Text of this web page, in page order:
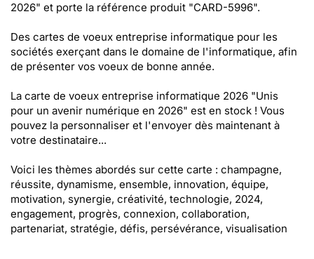
2026" et porte la référence produit "CARD-5996".
Des cartes de voeux entreprise informatique pour les
sociétés exerçant dans le domaine de l'informatique, afin
de présenter vos voeux de bonne année.
La carte de voeux entreprise informatique 2026 "Unis
pour un avenir numérique en 2026" est en stock ! Vous
pouvez la personnaliser et l'envoyer dès maintenant à
votre destinataire...
Voici les thèmes abordés sur cette carte : champagne,
réussite, dynamisme, ensemble, innovation, équipe,
motivation, synergie, créativité, technologie, 2024,
engagement, progrès, connexion, collaboration,
partenariat, stratégie, défis, persévérance, visualisation